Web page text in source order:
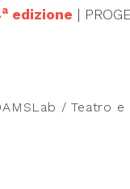
a edizione |
/ Teatro